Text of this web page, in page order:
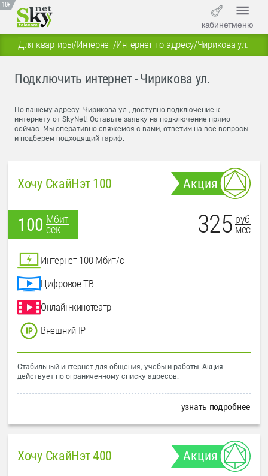
18+
кабинетменю
Для квартиры/Интернет/Интернет по адресу/Чирикова ул.
Подключить интернет - Чирикова ул.
По вашему адресу: Чирикова ул., доступно подключение к
интернету от SkyNet! Оставьте заявку на подключение прямо
сейчас. Мы оперативно свяжемся с вами, ответим на все вопросы
и подберем подходящий тариф.
Хочу СкайНэт 100 Акция
100 Мбит
сек
325 руб
мес
Интернет 100 Мбит/с
Цифровое ТВ
Онлайн-кинотеатр
Внешний IP
Стабильный интернет для общения, учебы и работы. Акция
действует по ограниченному списку адресов.
узнать подробнее
Хочу СкайНэт 400 Акция